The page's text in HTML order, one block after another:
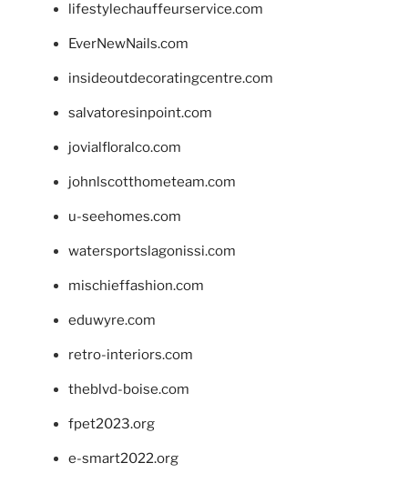
lifestylechauffeurservice.com
EverNewNails.com
insideoutdecoratingcentre.com
salvatoresinpoint.com
jovialfloralco.com
johnlscotthometeam.com
u-seehomes.com
watersportslagonissi.com
mischieffashion.com
eduwyre.com
retro-interiors.com
theblvd-boise.com
fpet2023.org
e-smart2022.org